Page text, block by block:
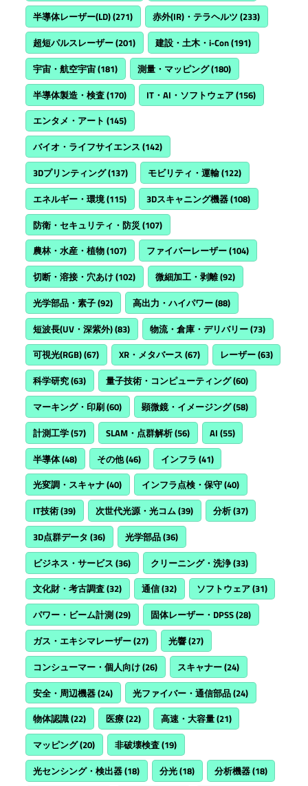
半導体レーザー(LD)(271) 赤外(IR)・テラヘルツ (233)
超短パルスレーザー(201) 建設・土木・i-Con(191)
宇宙・航空宇宙(181) 測量・マッピング(180)
半導体製造・検査(170) IT・AI・ソフトウェア(156)
エンタメ・アート (145)
バイオ・ライフサイエンス (142)
3Dプリンティング(137) モビリティ・運輸(122)
エネルギー・環境(115) 3Dスキャニング機器(108)
防衛・セキュリティ・防災 (107)
農林・水産・植物(107) ファイバーレーザー(104)
切断・溶接・穴あけ(102) 微細加工・剥離(92)
光学部品・素子(92) 高出力・ハイパワー(88)
短波長(UV・深紫外)(83) 物流・倉庫・デリバリー(73)
可視光(RGB)(67) XR・メタバース (67) レーザー(63)
科学研究(63) 量子技術・コンピューティング(60)
マーキング・印刷(60) 顕微鏡・イメージング(58)
計測工学(57) SLAM・点群解析(56) AI (55)
半導体(48) その他(46) インフラ (41)
光変調・スキャナ(40) インフラ点検・保守(40)
IT技術(39) 次世代光源・光コム(39) 分析(37)
3D点群データ (36) 光学部品(36)
ビジネス・サービス (36) クリーニング・洗浄(33)
文化財・考古調査(32) 通信(32) ソフトウェア(31)
パワー・ビーム計測(29) 固体レーザー・DPSS(28)
ガス・エキシマレーザー(27) 光響(27)
コンシューマー・個人向け(26) スキャナー(24)
安全・周辺機器(24) 光ファイバー・通信部品(24)
物体認識(22) 医療(22) 高速・大容量(21)
マッピング(20) 非破壊検査(19)
光センシング・検出器(18) 分光(18) 分析機器(18)